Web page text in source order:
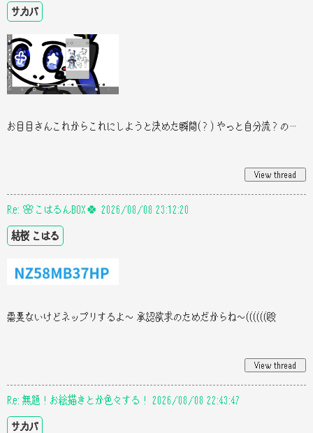
サカバ
お目目さんこれからこれにしようと決めた瞬間(？) やっと自分流？のお目目でけた､､､､ 眠い！おやすみなさい！(-_-)zzz 今日一日
Re: 🌸こはるんBOX🍀 2026/08/08 23:12:20
結桜 こはる
需要ないけどネップリするよ〜 承認欲求のためだからね〜((((((殴
Re: 無題！お絵描きとか色々する！ 2026/08/08 22:43:47
サカバ